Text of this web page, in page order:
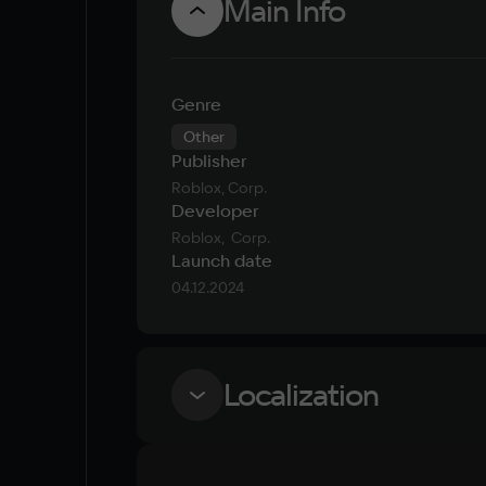
Main Info
Genre
Other
Publisher
Roblox, Corp.
Developer
Roblox,  Corp.
Launch date
04.12.2024
Localization